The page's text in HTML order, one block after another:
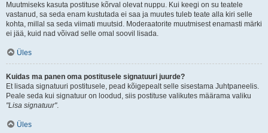
Muutmiseks kasuta postituse kõrval olevat nuppu. Kui keegi on su teatele
vastanud, sa seda enam kustutada ei saa ja muutes tuleb teate alla kiri selle
kohta, millal sa seda viimati muutsid. Moderaatorite muutmisest enamasti märki
ei jää, kuid nad võivad selle omal soovil lisada.
Üles
Kuidas ma panen oma postitusele signatuuri juurde?
Et lisada signatuuri postitusele, pead kõigepealt selle sisestama Juhtpaneelis.
Peale seda kui signatuur on loodud, siis postituse valikutes määrama valiku
"Lisa signatuur".
Üles